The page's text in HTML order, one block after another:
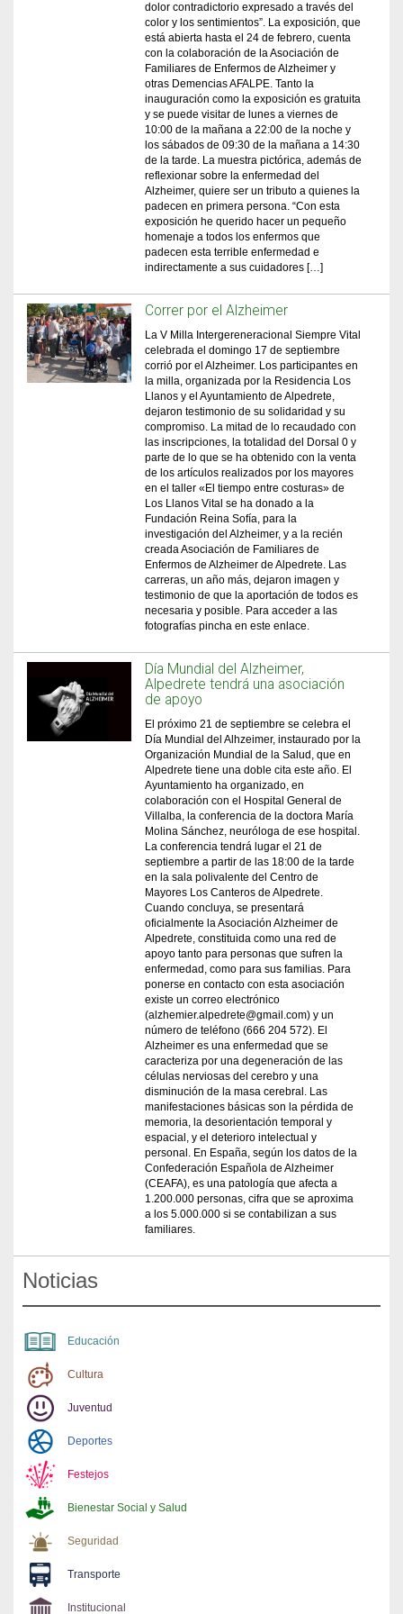
dolor contradictorio expresado a través del
color y los sentimientos”. La exposición, que
está abierta hasta el 24 de febrero, cuenta
con la colaboración de la Asociación de
Familiares de Enfermos de Alzheimer y
otras Demencias AFALPE. Tanto la
inauguración como la exposición es gratuita
y se puede visitar de lunes a viernes de
10:00 de la mañana a 22:00 de la noche y
los sábados de 09:30 de la mañana a 14:30
de la tarde. La muestra pictórica, además de
reflexionar sobre la enfermedad del
Alzheimer, quiere ser un tributo a quienes la
padecen en primera persona. “Con esta
exposición he querido hacer un pequeño
homenaje a todos los enfermos que
padecen esta terrible enfermedad e
indirectamente a sus cuidadores […]
Correr por el Alzheimer
La V Milla Intergereneracional Siempre Vital
celebrada el domingo 17 de septiembre
corrió por el Alzheimer. Los participantes en
la milla, organizada por la Residencia Los
Llanos y el Ayuntamiento de Alpedrete,
dejaron testimonio de su solidaridad y su
compromiso. La mitad de lo recaudado con
las inscripciones, la totalidad del Dorsal 0 y
parte de lo que se ha obtenido con la venta
de los artículos realizados por los mayores
en el taller «El tiempo entre costuras» de
Los Llanos Vital se ha donado a la
Fundación Reina Sofía, para la
investigación del Alzheimer, y a la recién
creada Asociación de Familiares de
Enfermos de Alzheimer de Alpedrete. Las
carreras, un año más, dejaron imagen y
testimonio de que la aportación de todos es
necesaria y posible. Para acceder a las
fotografías pincha en este enlace.
Día Mundial del Alzheimer,
Alpedrete tendrá una asociación
de apoyo
El próximo 21 de septiembre se celebra el
Día Mundial del Alhzeimer, instaurado por la
Organización Mundial de la Salud, que en
Alpedrete tiene una doble cita este año. El
Ayuntamiento ha organizado, en
colaboración con el Hospital General de
Villalba, la conferencia de la doctora María
Molina Sánchez, neuróloga de ese hospital.
La conferencia tendrá lugar el 21 de
septiembre a partir de las 18:00 de la tarde
en la sala polivalente del Centro de
Mayores Los Canteros de Alpedrete.
Cuando concluya, se presentará
oficialmente la Asociación Alzheimer de
Alpedrete, constituida como una red de
apoyo tanto para personas que sufren la
enfermedad, como para sus familias. Para
ponerse en contacto con esta asociación
existe un correo electrónico
(alzhemier.alpedrete@gmail.com) y un
número de teléfono (666 204 572). El
Alzheimer es una enfermedad que se
caracteriza por una degeneración de las
células nerviosas del cerebro y una
disminución de la masa cerebral. Las
manifestaciones básicas son la pérdida de
memoria, la desorientación temporal y
espacial, y el deterioro intelectual y
personal. En España, según los datos de la
Confederación Española de Alzheimer
(CEAFA), es una patología que afecta a
1.200.000 personas, cifra que se aproxima
a los 5.000.000 si se contabilizan a sus
familiares.
Noticias
Educación
Cultura
Juventud
Deportes
Festejos
Bienestar Social y Salud
Seguridad
Transporte
Institucional